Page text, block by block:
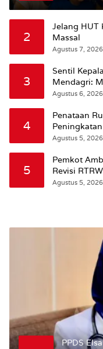
2
Jelang HUT
Massal
Agustus 7, 2026
3
Sentil
Mendagri:
Agustus 6, 2026
4
Penataan
Wattimena:
Agustus 5, 2026
5
Pemkot
Revisi RTRW
Agustus 5, 2026
PPDS